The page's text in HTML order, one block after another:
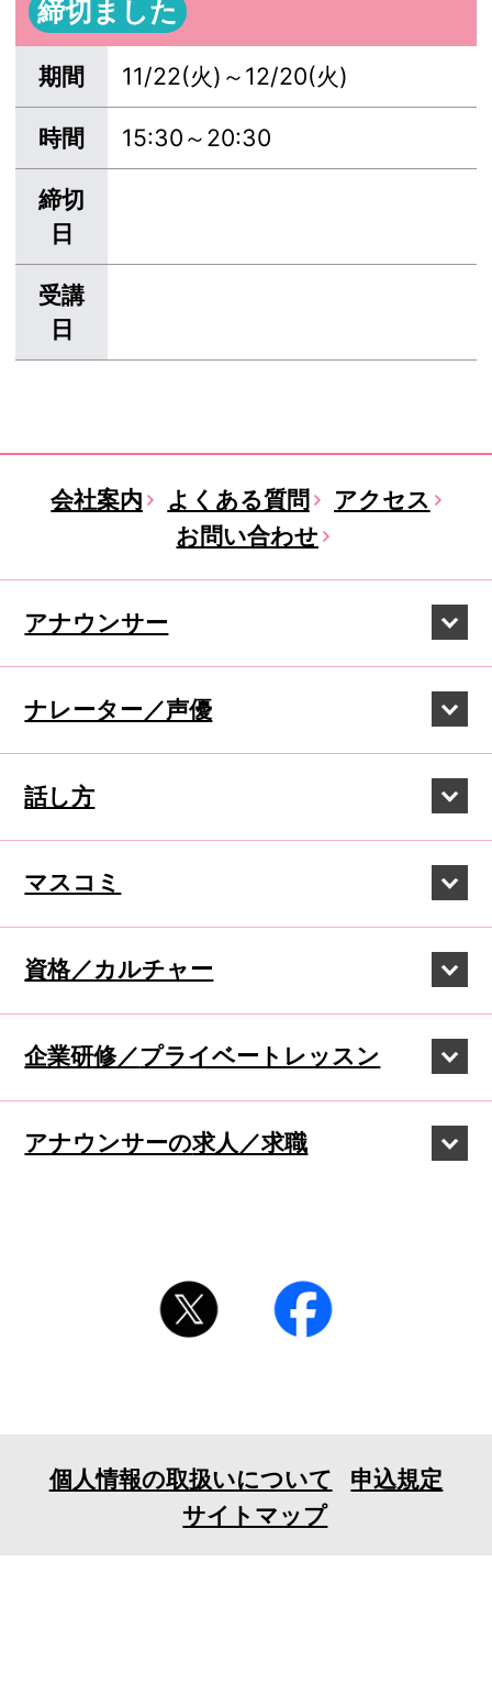
締切ました
期間 11/22(火)～12/20(火)
時間 15:30～20:30
締切
日
受講
日
会社案内 よくある質問
アクセス
お問い合わせ
アナウンサー
ナレーター／声優
話し方
マスコミ
資格／カルチャー
企業研修／プライベートレッスン
アナウンサーの求人／求職
個人情報の取扱いについて
申込規定
サイトマップ